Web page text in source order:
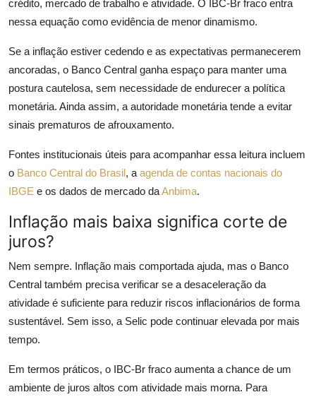
crédito, mercado de trabalho e atividade. O IBC-Br fraco entra
nessa equação como evidência de menor dinamismo.
Se a inflação estiver cedendo e as expectativas permanecerem
ancoradas, o Banco Central ganha espaço para manter uma
postura cautelosa, sem necessidade de endurecer a política
monetária. Ainda assim, a autoridade monetária tende a evitar
sinais prematuros de afrouxamento.
Fontes institucionais úteis para acompanhar essa leitura incluem
o Banco Central do Brasil, a agenda de contas nacionais do
IBGE e os dados de mercado daAnbima.
Inflação mais baixa significa corte de
juros?
Nem sempre. Inflação mais comportada ajuda, mas o Banco
Central também precisa verificar se a desaceleração da
atividade é suficiente para reduzir riscos inflacionários de forma
sustentável. Sem isso, a Selic pode continuar elevada por mais
tempo.
Em termos práticos, o IBC-Br fraco aumenta a chance de um
ambiente de juros altos com atividade mais morna. Para